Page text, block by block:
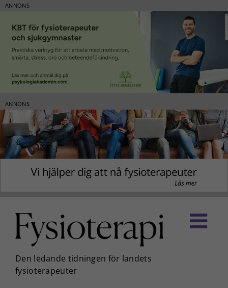
ANNONS
ANNONS
innehållet